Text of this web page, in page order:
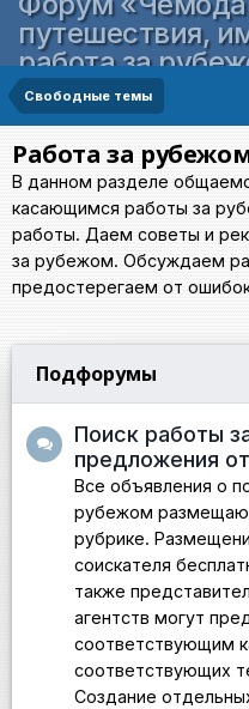
путешествия,
работа за
Свободные темы
Работа за
В данном разделе
касающимся работы за
работы. Даем советы и
за рубежом. Обсуждаем
предостерегаем от
Подфорумы
Поиск работы
предложения
Все объявления о
рубежом
рубрике.
соискателя
также
агентств могут
соответствующим
соответствующих
Создание